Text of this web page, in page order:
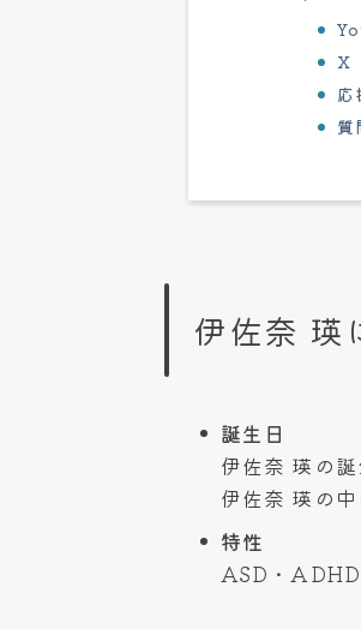
X
応
質
伊佐奈 瑛
誕生日
伊佐奈 瑛の
伊佐奈 瑛の
特性
ASD・